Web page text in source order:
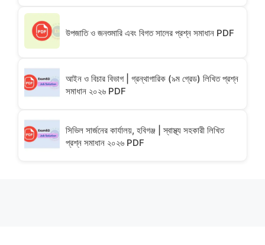
উপজাতি ও জনশুমারি এবং বিগত সালের প্রশ্ন সমাধান PDF
আইন ও বিচার বিভাগ | গ্রন্থাগারিক (৯ম গ্রেড) লিখিত প্রশ্ন
সমাধান ২০২৬ PDF
সিভিল সার্জনের কার্যালয়, হবিগঞ্জ | স্বাস্থ্য সহকারী লিখিত
প্রশ্ন সমাধান ২০২৬ PDF